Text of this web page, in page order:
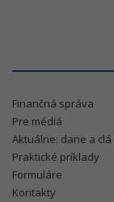
Finančná správa
Pre médiá
Aktuálne: dane a clá
Praktické príklady
Formuláre
Kontakty